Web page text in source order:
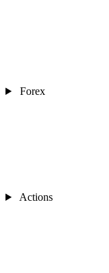
Forex
Actions